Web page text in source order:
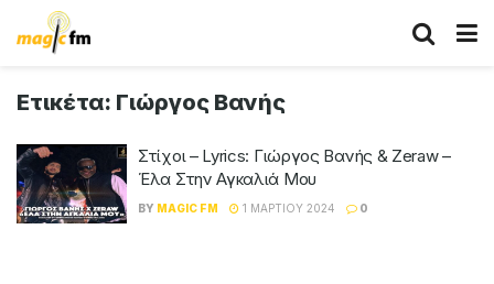
Ετικέτα: Γιώργος Βανής
Στίχοι – Lyrics: Γιώργος Βανής & Zeraw –
Έλα Στην Αγκαλιά Μου
BY MAGIC FM 1 ΜΑΡΤΊΟΥ 2024 0